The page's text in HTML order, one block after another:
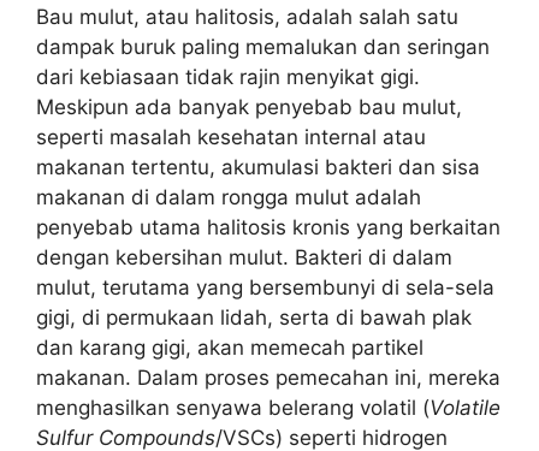
Bau mulut, atau halitosis, adalah salah satu
dampak buruk paling memalukan dan seringan
dari kebiasaan tidak rajin menyikat gigi.
Meskipun ada banyak penyebab bau mulut,
seperti masalah kesehatan internal atau
makanan tertentu, akumulasi bakteri dan sisa
makanan di dalam rongga mulut adalah
penyebab utama halitosis kronis yang berkaitan
dengan kebersihan mulut. Bakteri di dalam
mulut, terutama yang bersembunyi di sela-sela
gigi, di permukaan lidah, serta di bawah plak
dan karang gigi, akan memecah partikel
makanan. Dalam proses pemecahan ini, mereka
menghasilkan senyawa belerang volatil (Volatile
Sulfur Compounds/VSCs) seperti hidrogen